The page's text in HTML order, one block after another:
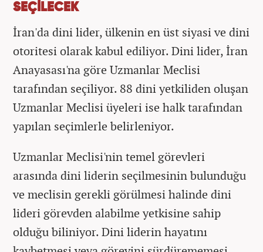
SEÇİLECEK
İran'da dini lider, ülkenin en üst siyasi ve dini
otoritesi olarak kabul ediliyor. Dini lider, İran
Anayasası'na göre Uzmanlar Meclisi
tarafından seçiliyor. 88 dini yetkiliden oluşan
Uzmanlar Meclisi üyeleri ise halk tarafından
yapılan seçimlerle belirleniyor.
Uzmanlar Meclisi'nin temel görevleri
arasında dini liderin seçilmesinin bulunduğu
ve meclisin gerekli görülmesi halinde dini
lideri görevden alabilme yetkisine sahip
olduğu biliniyor. Dini liderin hayatını